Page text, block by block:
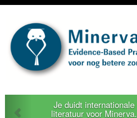
Je duidt internationale
literatuur voor Minerva.